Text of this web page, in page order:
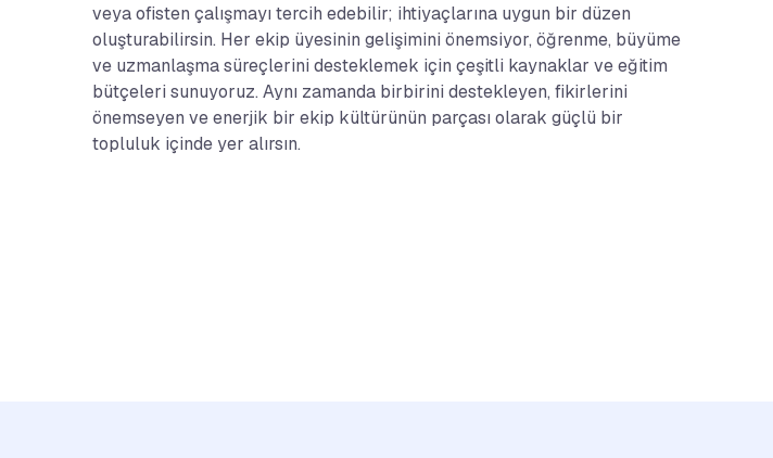
veya ofisten çalışmayı tercih edebilir; ihtiyaçlarına uygun bir düzen
oluşturabilirsin. Her ekip üyesinin gelişimini önemsiyor, öğrenme, büyüme
ve uzmanlaşma süreçlerini desteklemek için çeşitli kaynaklar ve eğitim
bütçeleri sunuyoruz. Aynı zamanda birbirini destekleyen, fikirlerini
önemseyen ve enerjik bir ekip kültürünün parçası olarak güçlü bir
topluluk içinde yer alırsın.